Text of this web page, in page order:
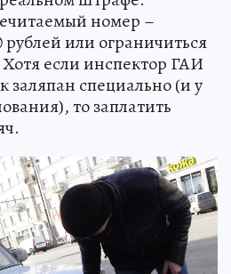
номер –
или ограничиться
если инспектор ГАИ
заляпан специально (и у
то заплатить